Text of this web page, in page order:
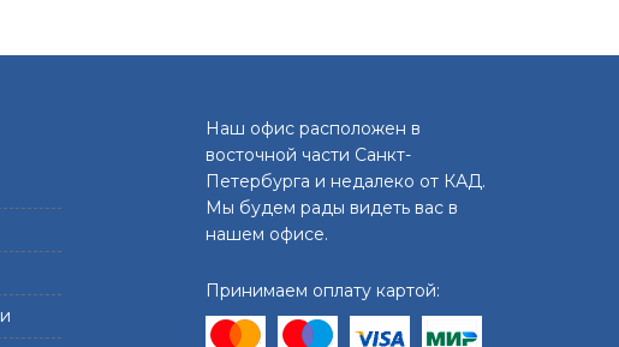
Наш офис расположен в
восточной части Санкт-
Петербурга и недалеко от КАД.
Мы будем рады видеть вас в
нашем офисе.
Принимаем оплату картой: